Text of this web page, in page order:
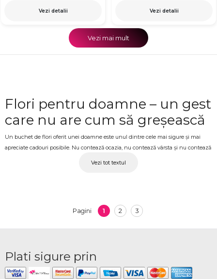
Vezi detalii Vezi detalii
Vezi mai mult
Flori pentru doamne – un gest
care nu are cum să greșească
Un buchet de flori oferit unei doamne este unul dintre cele mai sigure și mai
apreciate cadouri posibile. Nu contează ocazia, nu contează vârsta și nu contează
Buchete pentru doamne cu
contează
Ziua de naștere, 8 Martie, Ziua Mamei, o aniversare, o vizită sau pur și simplu un
Vezi tot textul
Pagini 1 2 3
Plati sigure prin